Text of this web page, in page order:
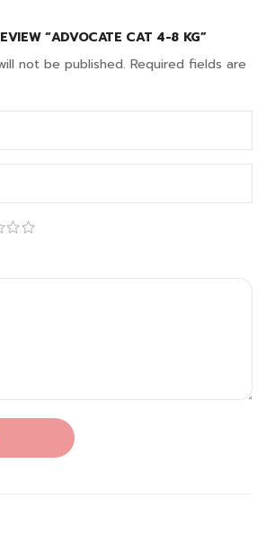
“ADVOCATE CAT 4-8 KG”
not be published. Required fields are